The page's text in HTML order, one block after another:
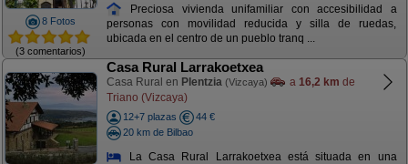
8 Fotos
(3 comentarios)
Preciosa vivienda unifamiliar con accesibilidad a
personas con movilidad reducida y silla de ruedas,
ubicada en el centro de un pueblo tranq ...
Casa Rural Larrakoetxea
Casa Rural en Plentzia (Vizcaya) a 16,2 km de
Triano (Vizcaya)
12+7 plazas
44 €
20 km de Bilbao
La Casa Rural Larrakoetxea está situada en una